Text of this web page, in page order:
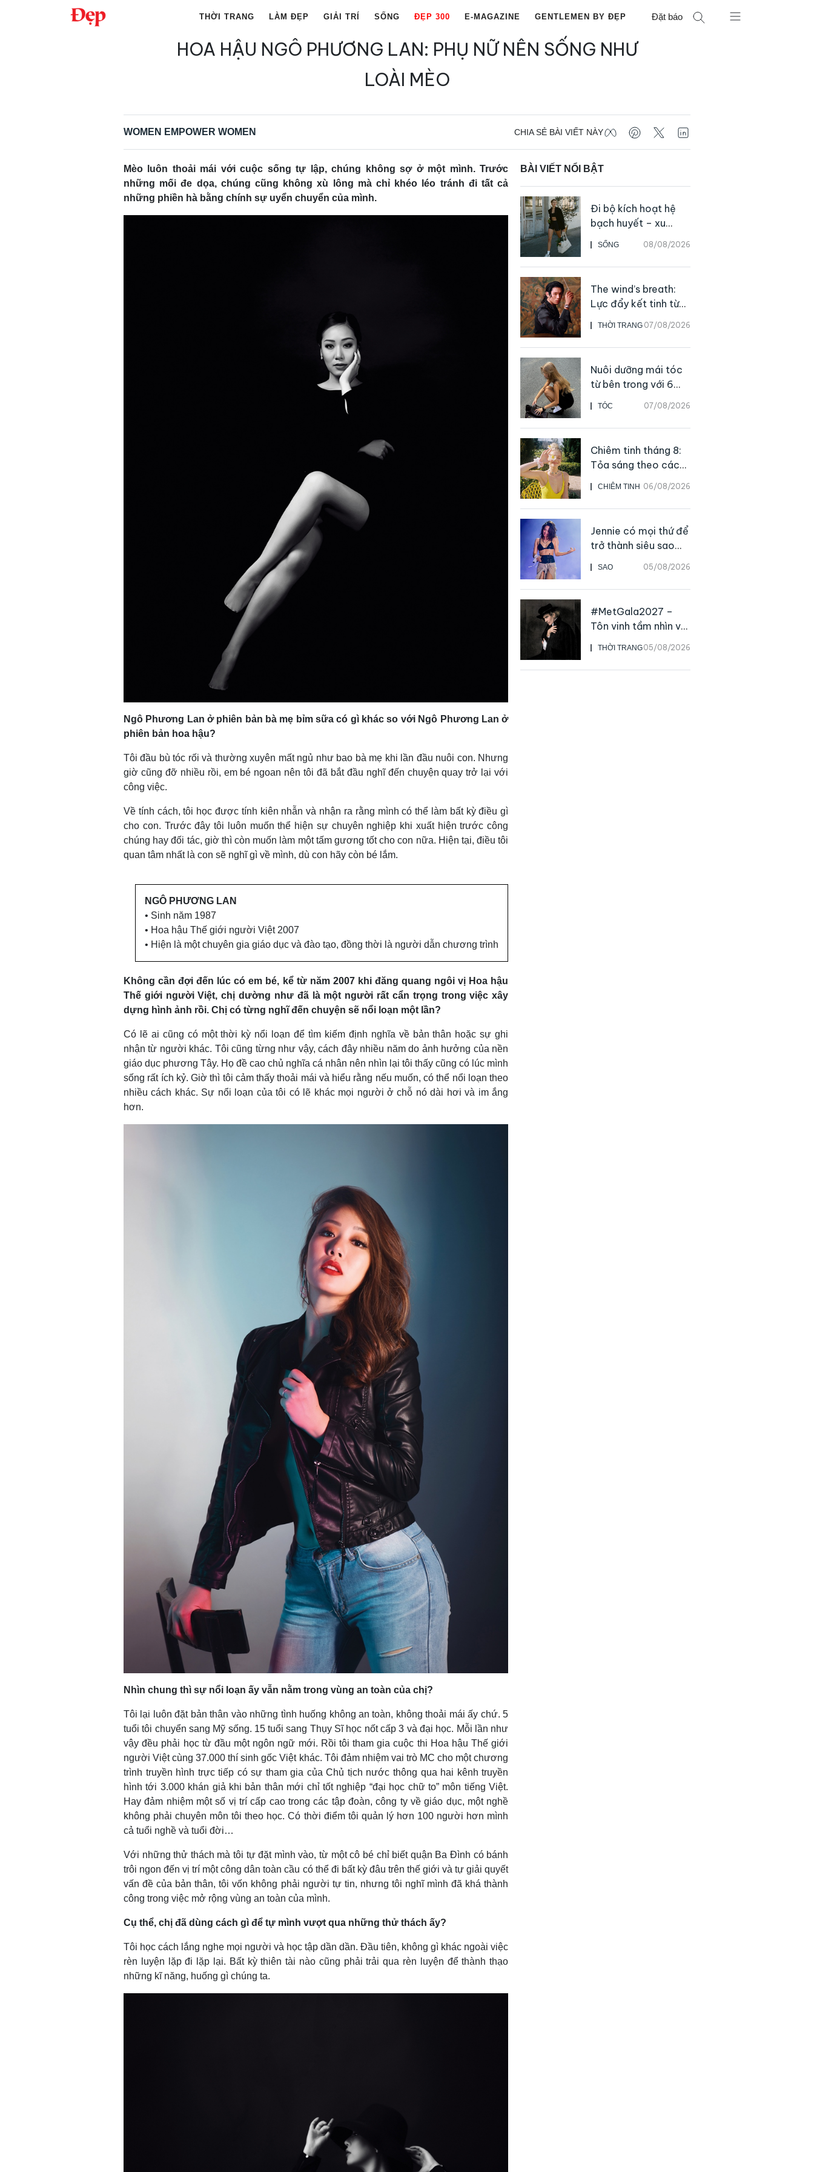
THỜI TRANG LÀM ĐẸP GIẢI TRÍ SỐNG ĐẸP 300 E-MAGAZINE GENTLEMEN BY ĐẸP Đặt báo
HOA HẬU NGÔ PHƯƠNG LAN: PHỤ NỮ NÊN SỐNG NHƯ
LOÀI MÈO
WOMEN EMPOWER WOMEN CHIA SẺ BÀI VIẾT NÀY
Mèo luôn thoải mái với cuộc sống tự lập, chúng không sợ ở một mình. Trước
những mối đe dọa, chúng cũng không xù lông mà chỉ khéo léo tránh đi tất cả
những phiền hà bằng chính sự uyển chuyển của mình.
Ngô Phương Lan ở phiên bản bà mẹ bỉm sữa có gì khác so với Ngô Phương Lan ở
phiên bản hoa hậu?
Tôi đầu bù tóc rối và thường xuyên mất ngủ như bao bà mẹ khi lần đầu nuôi con. Nhưng
giờ cũng đỡ nhiều rồi, em bé ngoan nên tôi đã bắt đầu nghĩ đến chuyện quay trở lại với
công việc.
Về tính cách, tôi học được tính kiên nhẫn và nhận ra rằng mình có thể làm bất kỳ điều gì
cho con. Trước đây tôi luôn muốn thể hiện sự chuyên nghiệp khi xuất hiện trước công
chúng hay đối tác, giờ thì còn muốn làm một tấm gương tốt cho con nữa. Hiện tại, điều tôi
quan tâm nhất là con sẽ nghĩ gì về mình, dù con hãy còn bé lắm.
NGÔ PHƯƠNG LAN
• Sinh năm 1987
• Hoa hậu Thế giới người Việt 2007
• Hiện là một chuyên gia giáo dục và đào tạo, đồng thời là người dẫn chương trình
Không cần đợi đến lúc có em bé, kể từ năm 2007 khi đăng quang ngôi vị Hoa hậu
Thế giới người Việt, chị dường như đã là một người rất cẩn trọng trong việc xây
dựng hình ảnh rồi. Chị có từng nghĩ đến chuyện sẽ nổi loạn một lần?
Có lẽ ai cũng có một thời kỳ nổi loạn để tìm kiếm định nghĩa về bản thân hoặc sự ghi
nhận từ người khác. Tôi cũng từng như vậy, cách đây nhiều năm do ảnh hưởng của nền
giáo dục phương Tây. Họ đề cao chủ nghĩa cá nhân nên nhìn lại tôi thấy cũng có lúc mình
sống rất ích kỷ. Giờ thì tôi cảm thấy thoải mái và hiểu rằng nếu muốn, có thể nổi loạn theo
nhiều cách khác. Sự nổi loạn của tôi có lẽ khác mọi người ở chỗ nó dài hơi và im ắng
hơn.
Nhìn chung thì sự nổi loạn ấy vẫn nằm trong vùng an toàn của chị?
Tôi lại luôn đặt bản thân vào những tình huống không an toàn, không thoải mái ấy chứ. 5
tuổi tôi chuyển sang Mỹ sống. 15 tuổi sang Thụy Sĩ học nốt cấp 3 và đại học. Mỗi lần như
vậy đều phải học từ đầu một ngôn ngữ mới. Rồi tôi tham gia cuộc thi Hoa hậu Thế giới
người Việt cùng 37.000 thí sinh gốc Việt khác. Tôi đảm nhiệm vai trò MC cho một chương
trình truyền hình trực tiếp có sự tham gia của Chủ tịch nước thông qua hai kênh truyền
hình tới 3.000 khán giả khi bản thân mới chỉ tốt nghiệp “đại học chữ to” môn tiếng Việt.
Hay đảm nhiệm một số vị trí cấp cao trong các tập đoàn, công ty về giáo dục, một nghề
không phải chuyên môn tôi theo học. Có thời điểm tôi quản lý hơn 100 người hơn mình
cả tuổi nghề và tuổi đời…
Với những thử thách mà tôi tự đặt mình vào, từ một cô bé chỉ biết quận Ba Đình có bánh
trôi ngon đến vị trí một công dân toàn cầu có thể đi bất kỳ đâu trên thế giới và tự giải quyết
vấn đề của bản thân, tôi vốn không phải người tự tin, nhưng tôi nghĩ mình đã khá thành
công trong việc mở rộng vùng an toàn của mình.
Cụ thể, chị đã dùng cách gì để tự mình vượt qua những thử thách ấy?
Tôi học cách lắng nghe mọi người và học tập dần dần. Đầu tiên, không gì khác ngoài việc
rèn luyện lặp đi lặp lại. Bất kỳ thiên tài nào cũng phải trải qua rèn luyện để thành thạo
những kĩ năng, huống gì chúng ta.
BÀI VIẾT NỔI BẬT
SỐNG 08/08/2026
Đi bộ kích hoạt hệ
bạch huyết – xu
hướng tập luyện đơn
giản ai cũng có thể
bắt đầu
THỜI TRANG 07/08/2026
The wind’s breath:
Lực đẩy kết tinh từ
sự kiên định
TÓC 07/08/2026
Nuôi dưỡng mái tóc
từ bên trong với 6
thực phẩm giàu
dưỡng chất
CHIÊM TINH 06/08/2026
Chiêm tinh tháng 8:
Tỏa sáng theo cách
của chính mình
SAO 05/08/2026
Jennie có mọi thứ để
trở thành siêu sao
live
THỜI TRANG05/08/2026
#MetGala2027 –
Tôn vinh tầm nhìn và
sức ảnh hưởng sâu
rộng của NTK John
Galliano